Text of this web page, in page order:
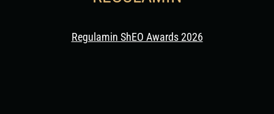
Regulamin ShEO Awards 2026